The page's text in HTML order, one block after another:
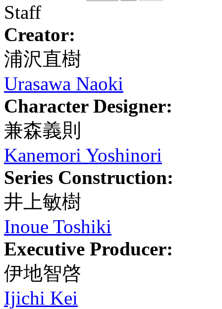
Staff
Creator:
浦沢直樹
Urasawa Naoki
Character Designer:
兼森義則
Kanemori Yoshinori
Series Construction:
井上敏樹
Inoue Toshiki
Executive Producer:
伊地智啓
Ijichi Kei